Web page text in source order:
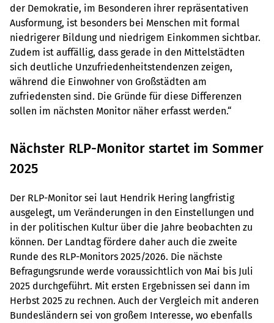
der Demokratie, im Besonderen ihrer repräsentativen
Ausformung, ist besonders bei Menschen mit formal
niedrigerer Bildung und niedrigem Einkommen sichtbar.
Zudem ist auffällig, dass gerade in den Mittelstädten
sich deutliche Unzufriedenheitstendenzen zeigen,
während die Einwohner von Großstädten am
zufriedensten sind. Die Gründe für diese Differenzen
sollen im nächsten Monitor näher erfasst werden.“
Nächster RLP-Monitor startet im Sommer
2025
Der RLP-Monitor sei laut Hendrik Hering langfristig
ausgelegt, um Veränderungen in den Einstellungen und
in der politischen Kultur über die Jahre beobachten zu
können. Der Landtag fördere daher auch die zweite
Runde des RLP-Monitors 2025/2026. Die nächste
Befragungsrunde werde voraussichtlich von Mai bis Juli
2025 durchgeführt. Mit ersten Ergebnissen sei dann im
Herbst 2025 zu rechnen. Auch der Vergleich mit anderen
Bundesländern sei von großem Interesse, wo ebenfalls